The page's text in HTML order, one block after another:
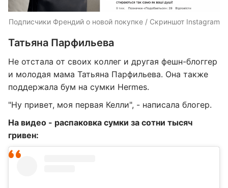
Подписчики Френдий о новой покупке / Скриншот Instagram
Татьяна Парфильева
Не отстала от своих коллег и другая фешн-блоггер
и молодая мама Татьяна Парфильева. Она также
поддержала бум на сумки Hermes.
"Ну привет, моя первая Келли", - написала блогер.
На видео - распаковка сумки за сотни тысяч
гривен: